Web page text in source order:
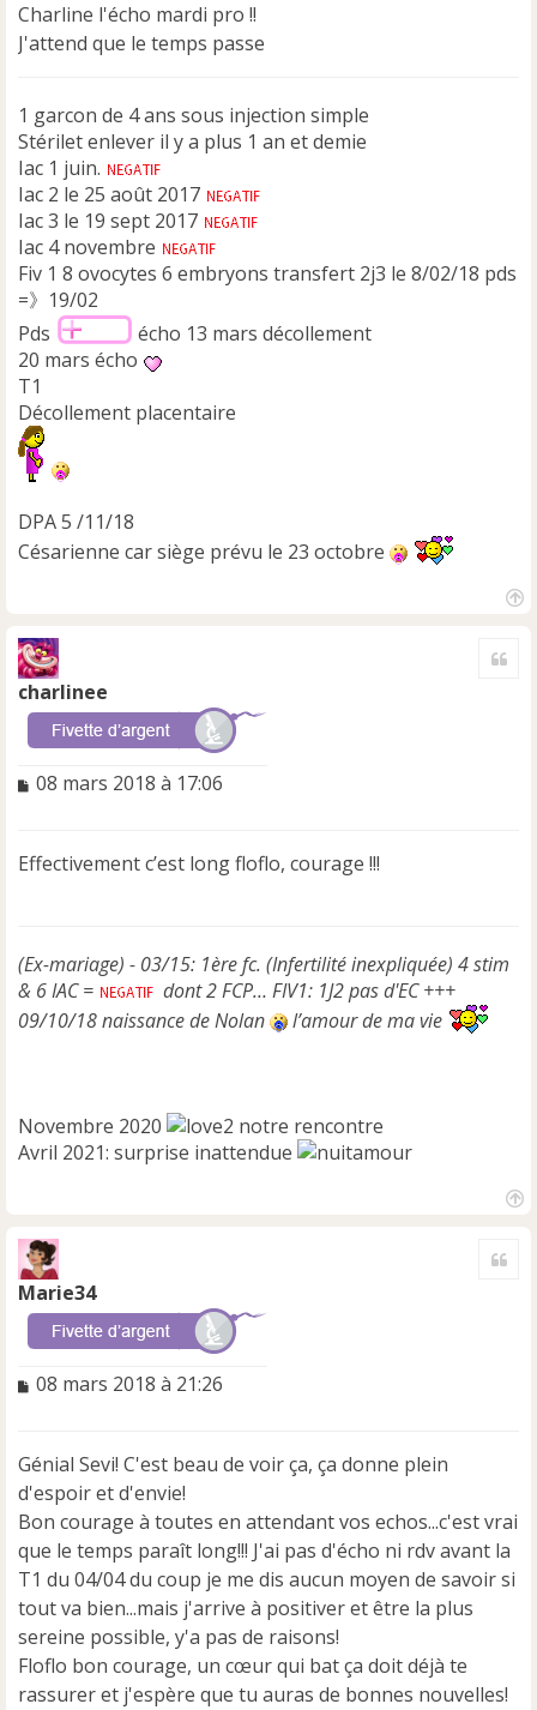
Charline l'écho mardi pro !!
J'attend que le temps passe
1 garcon de 4 ans sous injection simple
Stérilet enlever il y a plus 1 an et demie
Iac 1 juin.
Iac 2 le 25 août 2017
Iac 3 le 19 sept 2017
Iac 4 novembre
Fiv 1 8 ovocytes 6 embryons transfert 2j3 le 8/02/18 pds
=》19/02
Pds
écho 13 mars décollement
20 mars écho
T1
Décollement placentaire
DPA 5 /11/18
Césarienne car siège prévu le 23 octobre
charlinee
M
s
a
o
n
l
u
08 mars 2018 à 17:06
Effectivement c’est long floflo, courage !!!
(Ex-mariage) - 03/15: 1ère fc. (Infertilité inexpliquée) 4 stim
& 6 IAC =
dont 2 FCP… FIV1: 1J2 pas d'EC +++
09/10/18 naissance de Nolan
l’amour de ma vie
Novembre 2020
notre rencontre
Avril 2021: surprise inattendue
Marie34
M
s
a
g
e
n
o
n
l
u
08 mars 2018 à 21:26
Génial Sevi! C'est beau de voir ça, ça donne plein
d'espoir et d'envie!
Bon courage à toutes en attendant vos echos...c'est vrai
que le temps paraît long!!! J'ai pas d'écho ni rdv avant la
T1 du 04/04 du coup je me dis aucun moyen de savoir si
tout va bien...mais j'arrive à positiver et être la plus
sereine possible, y'a pas de raisons!
Floflo bon courage, un cœur qui bat ça doit déjà te
rassurer et j'espère que tu auras de bonnes nouvelles!